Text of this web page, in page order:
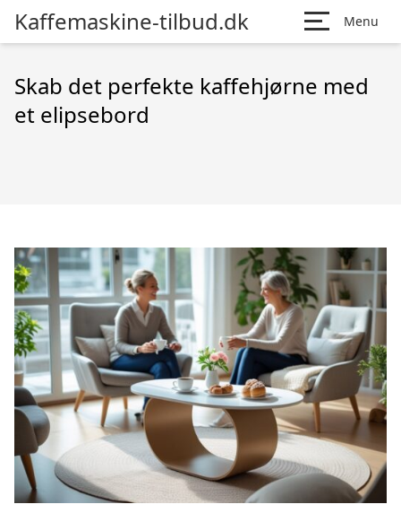
Kaffemaskine-tilbud.dk Menu
Skab det perfekte kaffehjørne med
et elipsebord